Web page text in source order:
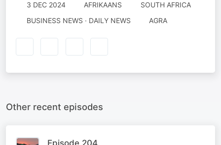
3 DEC 2024 AFRIKAANS
SOUTH AFRICA
BUSINESS NEWS · DAILY NEWS
AGRA
Other recent episodes
Episode 204